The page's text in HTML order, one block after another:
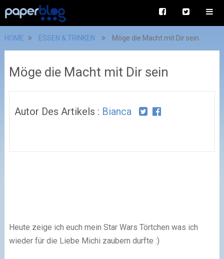
HOME ESSEN & TRINKEN Möge die Macht mit Dir sein
Möge die Macht mit Dir sein
Autor Des Artikels : Bianca
Heute zeige ich euch mein Star Wars Törtchen was ich
wieder für die Liebe Michi zaubern durfte :)